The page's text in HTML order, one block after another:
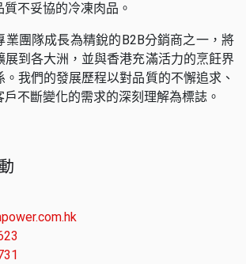
不妥協的冷凍肉品。
業團隊成長為精銳的B2B分銷商之一，將
展到各大洲，並與香港充滿活力的烹飪界
我們的發展歷程以對品質的不懈追求、
不斷變化的需求的深刻理解為標誌。